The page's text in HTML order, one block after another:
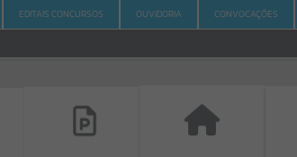
EDITAIS CONCURSOS OUVIDORIA CONVOCAÇÕES